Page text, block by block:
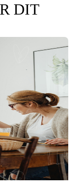
DIT